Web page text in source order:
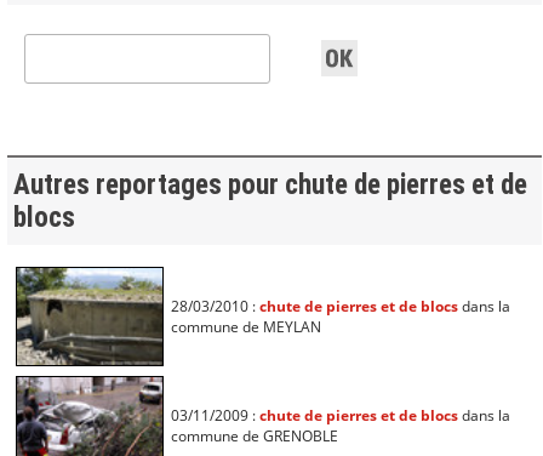
Autres reportages pour chute de pierres et de
blocs
28/03/2010 :chute de pierres et de blocsdans la
commune de MEYLAN
03/11/2009 :chute de pierres et de blocsdans la
commune de GRENOBLE